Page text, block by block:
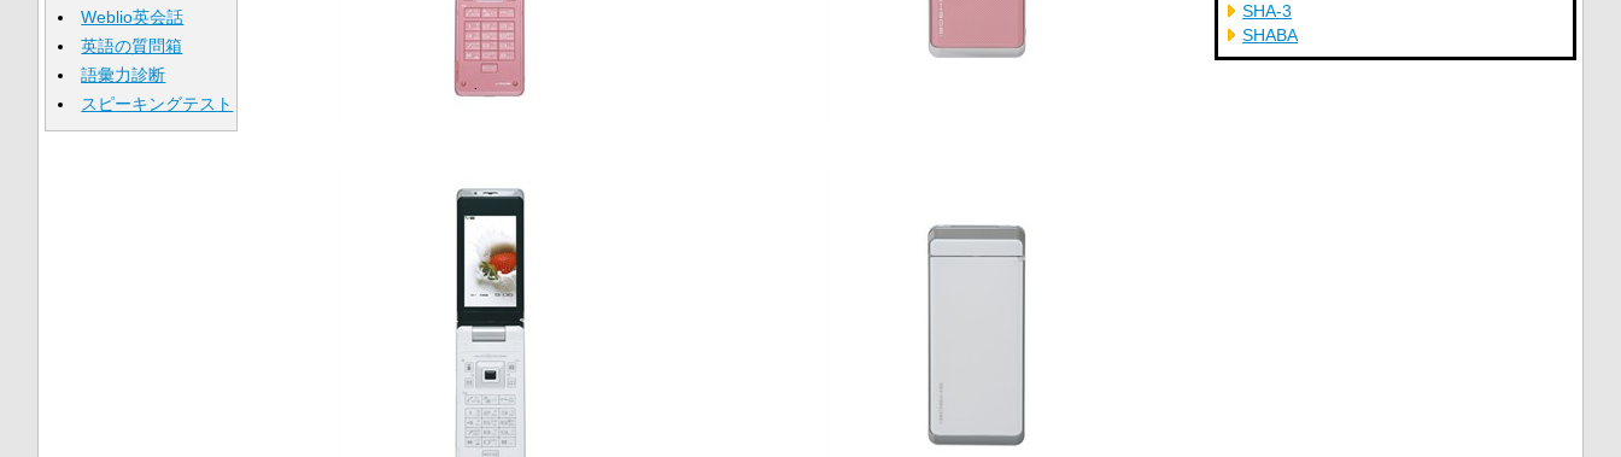
Weblio英会話
英語の質問箱
語彙力診断
スピーキングテスト
SHA-3
SHABA